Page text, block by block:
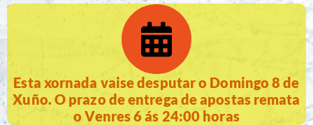
Esta xornada vaise desputar o Domingo 8 de
Xuño. O prazo de entrega de apostas remata
o Venres 6 ás 24:00 horas